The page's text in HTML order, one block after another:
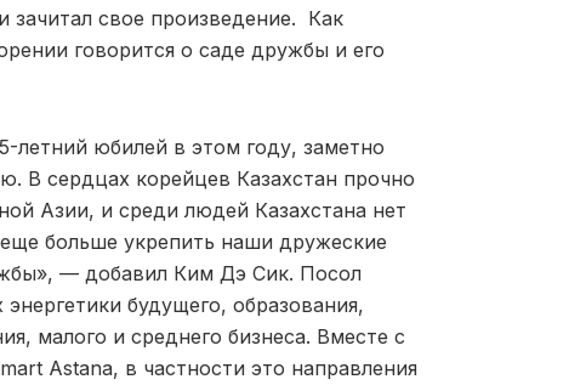
зачитал свое произведение. Как
говорится о саде дружбы и его
летний юбилей в этом году, заметно
В сердцах корейцев Казахстан прочно
Азии, и среди людей Казахстана нет
больше укрепить наши дружеские
— добавил Ким Дэ Сик. Посол
будущего, образования,
малого и среднего бизнеса. Вместе с
Astana, в частности это направления